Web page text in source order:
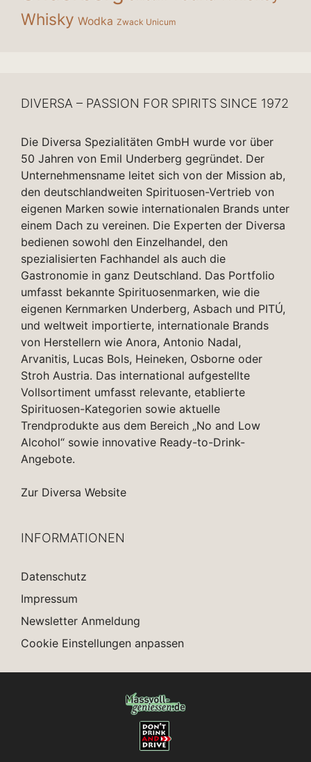
Whisky Wodka Zwack Unicum
DIVERSA – PASSION FOR SPIRITS SINCE 1972
Die Diversa Spezialitäten GmbH wurde vor über
50 Jahren von Emil Underberg gegründet. Der
Unternehmensname leitet sich von der Mission ab,
den deutschlandweiten Spirituosen-Vertrieb von
eigenen Marken sowie internationalen Brands unter
einem Dach zu vereinen. Die Experten der Diversa
bedienen sowohl den Einzelhandel, den
spezialisierten Fachhandel als auch die
Gastronomie in ganz Deutschland. Das Portfolio
umfasst bekannte Spirituosenmarken, wie die
eigenen Kernmarken Underberg, Asbach und PITÚ,
und weltweit importierte, internationale Brands
von Herstellern wie Anora, Antonio Nadal,
Arvanitis, Lucas Bols, Heineken, Osborne oder
Stroh Austria. Das international aufgestellte
Vollsortiment umfasst relevante, etablierte
Spirituosen-Kategorien sowie aktuelle
Trendprodukte aus dem Bereich „No and Low
Alcohol“ sowie innovative Ready-to-Drink-
Angebote.
Zur Diversa Website
INFORMATIONEN
Datenschutz
Impressum
Newsletter Anmeldung
Cookie Einstellungen anpassen